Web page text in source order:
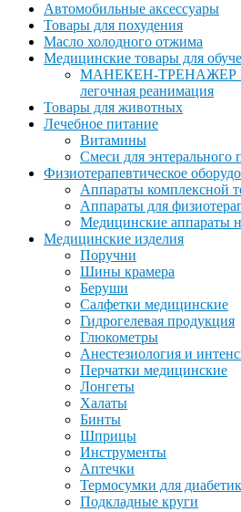
Автомобильные аксессуары
Товары для похудения
Масло холодного отжима
Медицинские товары для
МАНЕКЕН-ТРЕНАЖЕР
легочная реанимация
Товары для животных
Лечебное питание
Витамины
Смеси для энтерального
Физиотерапевтическое
Аппараты комплексной
Аппараты для
Медицинские аппараты
Медицинские изделия
Поручни
Шины крамера
Беруши
Салфетки медицинские
Гидрогелевая продукция
Глюкометры
Анестезиология и
Перчатки медицинские
Лонгеты
Халаты
Бинты
Шприцы
Инструменты
Аптечки
Термосумки для
Подкладные круги